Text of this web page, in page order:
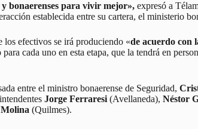
bonaerenses para vivir mejor», expresó a
establecida entre su cartera, el ministerio
efectivos se irá produciendo «de acuerdo con
cada uno en esta etapa, que la tendrá en
entre el ministro bonaerense de Seguridad,
Jorge Ferraresi (Avellaneda), Néstor
(Quilmes).